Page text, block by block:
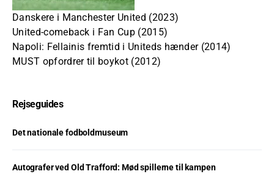
Danskere i Manchester United (2023)
United-comeback i Fan Cup (2015)
Napoli: Fellainis fremtid i Uniteds hænder (2014)
MUST opfordrer til boykot (2012)
Rejseguides
Det nationale fodboldmuseum
Autografer ved Old Trafford: Mød spillerne til kampen